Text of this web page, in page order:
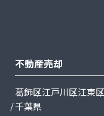
不動産売却
葛飾区江戸川区江東区
千葉県